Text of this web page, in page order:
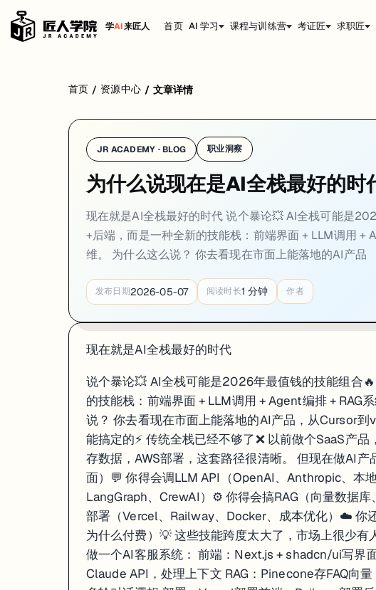
学AI来匠人 首页 AI 学习 课程与训练营 考证匠 求职匠
说个暴论💥 AI全栈可能是2026年最值钱的技能组合🔥 注意，不是传统的前端+后
首页 / 资源中心 / 文章详情
JR ACADEMY · BLOG 职业洞察
为什么说现在是AI全栈最好的时
现在就是AI全栈最好的时代 说个暴论💥 AI全栈可能是
+后端，而是一种全新的技能栈：前端界面 + LLM调用 +
维。 为什么这么说？ 你去看现在市面上能落地的AI产品
发布日期2026-05-07 阅读时长1 分钟 作者
现在就是AI全栈最好的时代
说个暴论💥 AI全栈可能是2026年最值钱的技能组合
的技能栈：前端界面 + LLM调用 + Agent编排 + RAG
说？ 你去看现在市面上能落地的AI产品，从Cursor
能搞定的⚡ 传统全栈已经不够了❌ 以前做个SaaS产
存数据，AWS部署，这套路径很清晰。 但现在做AI
面）💬 你得会调LLM API（OpenAI、Anthropic、本
LangGraph、CrewAI）⚙️ 你得会搞RAG（向量数据
部署（Vercel、Railway、Docker、成本优化）☁️ 你
为什么付费）💡 这些技能跨度太大了，市场上很少
做一个AI客服系统： 前端：Next.js + shadcn/ui写界
Claude API，处理上下文 RAG：Pinecone存FAQ向